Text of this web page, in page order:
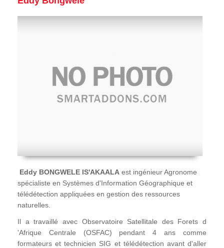
Eddy BONGWELE IS'AKAALA est ingénieur Agronome
spécialiste en Systèmes d'Information Géographique et
télédétection appliquées en gestion des ressources
naturelles.
Il a travaillé avec Observatoire Satellitale des Forets d
'Afrique Centrale (OSFAC) pendant 4 ans comme
formateurs et technicien SIG et télédétection avant d'aller